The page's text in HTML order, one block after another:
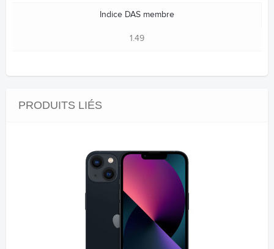
Indice DAS membre
1.49
PRODUITS LIÉS